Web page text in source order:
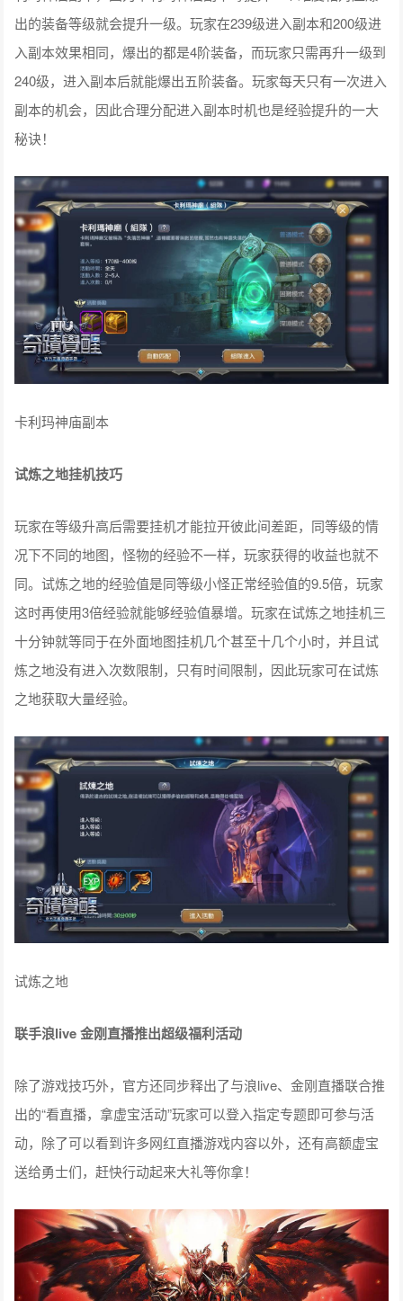
出的装备等级就会提升一级。玩家在239级进入副本和200级进
入副本效果相同，爆出的都是4阶装备，而玩家只需再升一级到
240级，进入副本后就能爆出五阶装备。玩家每天只有一次进入
副本的机会，因此合理分配进入副本时机也是经验提升的一大
秘诀！
卡利玛神庙副本
试炼之地挂机技巧
玩家在等级升高后需要挂机才能拉开彼此间差距，同等级的情
况下不同的地图，怪物的经验不一样，玩家获得的收益也就不
同。试炼之地的经验值是同等级小怪正常经验值的9.5倍，玩家
这时再使用3倍经验就能够经验值暴增。玩家在试炼之地挂机三
十分钟就等同于在外面地图挂机几个甚至十几个小时，并且试
炼之地没有进入次数限制，只有时间限制，因此玩家可在试炼
之地获取大量经验。
试炼之地
联手浪live 金刚直播推出超级福利活动
除了游戏技巧外，官方还同步释出了与浪live、金刚直播联合推
出的“看直播，拿虚宝活动”玩家可以登入指定专题即可参与活
动，除了可以看到许多网红直播游戏内容以外，还有高额虚宝
送给勇士们，赶快行动起来大礼等你拿！